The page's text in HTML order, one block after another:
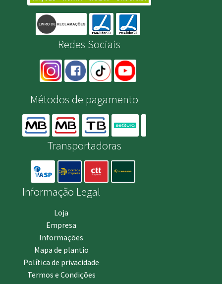
Redes Sociais
Métodos de pagamento
Transportadoras
Informação Legal
Loja
Empresa
Informações
Mapa de plantio
Política de privacidade
Termos e Condições